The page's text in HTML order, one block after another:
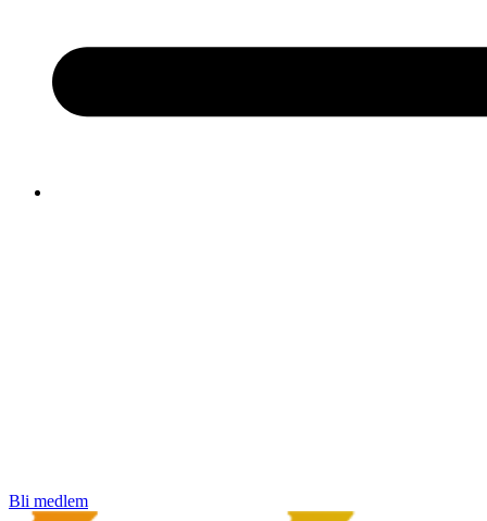
Bli medlem